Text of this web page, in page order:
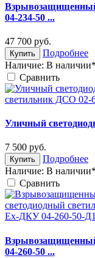
04-234-50 ...
47 700 руб.
Купить
Подробнее
Наличие: В наличии*
Cравнить
Уличный
7 500 руб.
Купить
Подробнее
Наличие: В наличии*
Cравнить
04-260-50 ...